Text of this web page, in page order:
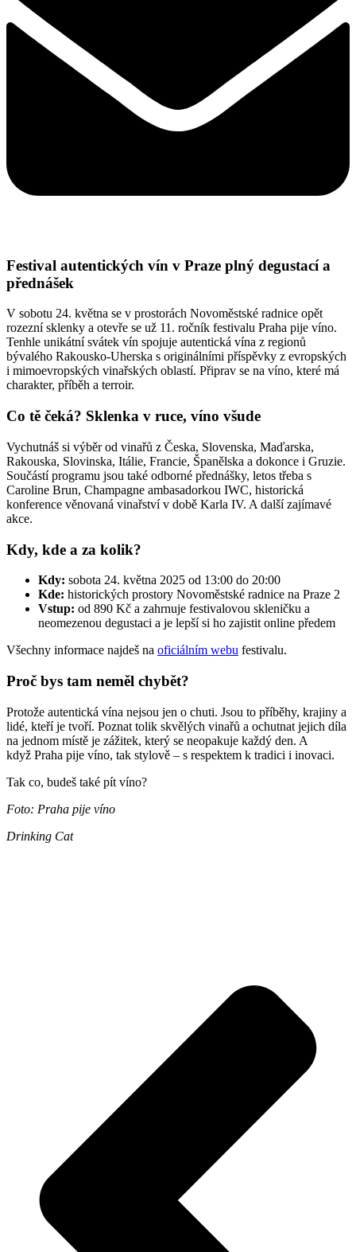
Festival autentických vín v Praze plný degustací a
přednášek
V sobotu 24. května se v prostorách Novoměstské radnice opět
rozezní sklenky a otevře se už 11. ročník festivalu Praha pije víno.
Tenhle unikátní svátek vín spojuje autentická vína z regionů
bývalého Rakousko-Uherska s originálními příspěvky z evropských
i mimoevropských vinařských oblastí. Připrav se na víno, které má
charakter, příběh a terroir.
Co tě čeká? Sklenka v ruce, víno všude
Vychutnáš si výběr od vinařů z Česka, Slovenska, Maďarska,
Rakouska, Slovinska, Itálie, Francie, Španělska a dokonce i Gruzie.
Součástí programu jsou také odborné přednášky, letos třeba s
Caroline Brun, Champagne ambasadorkou IWC, historická
konference věnovaná vinařství v době Karla IV. A další zajímavé
akce.
Kdy, kde a za kolik?
Kdy: sobota 24. května 2025 od 13:00 do 20:00
Kde: historických prostory Novoměstské radnice na Praze 2
Vstup: od 890 Kč a zahrnuje festivalovou skleničku a
neomezenou degustaci a je lepší si ho zajistit online předem
Všechny informace najdeš na oficiálním webu festivalu.
Proč bys tam neměl chybět?
Protože autentická vína nejsou jen o chuti. Jsou to příběhy, krajiny a
lidé, kteří je tvoří. Poznat tolik skvělých vinařů a ochutnat jejich díla
na jednom místě je zážitek, který se neopakuje každý den. A
když Praha pije víno, tak stylově – s respektem k tradici i inovaci.
Tak co, budeš také pít víno?
Foto: Praha pije víno
Drinking Cat